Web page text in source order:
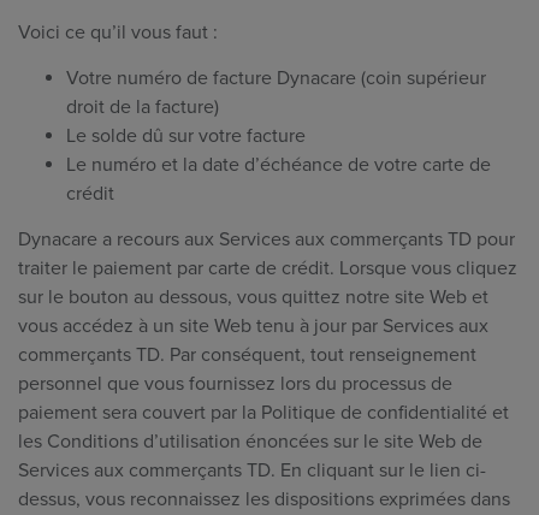
Voici ce qu’il vous faut :
Votre numéro de facture Dynacare (coin supérieur
droit de la facture)
Le solde dû sur votre facture
Le numéro et la date d’échéance de votre carte de
crédit
Dynacare a recours aux Services aux commerçants TD pour
traiter le paiement par carte de crédit. Lorsque vous cliquez
sur le bouton au dessous, vous quittez notre site Web et
vous accédez à un site Web tenu à jour par Services aux
commerçants TD. Par conséquent, tout renseignement
personnel que vous fournissez lors du processus de
paiement sera couvert par la Politique de confidentialité et
les Conditions d’utilisation énoncées sur le site Web de
Services aux commerçants TD. En cliquant sur le lien ci-
dessus, vous reconnaissez les dispositions exprimées dans